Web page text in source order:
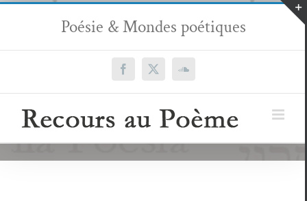
Passer
contenu
Poésie & Mondes poétiques
Facebook
X SoundCloud